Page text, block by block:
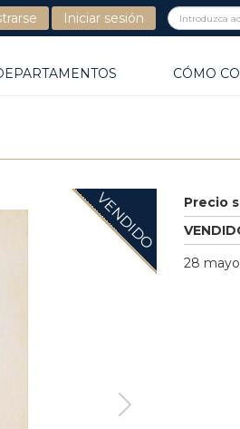
Iniciar sesión
CÓMO
VENDIDO Precio
28